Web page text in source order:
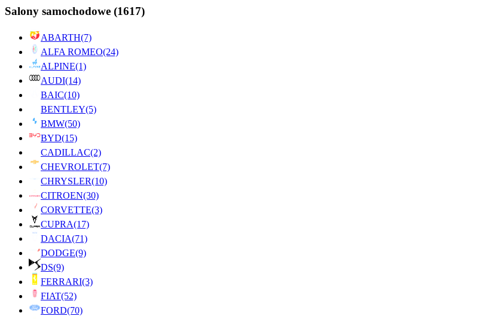
Salony samochodowe (1617)
ABARTH(7)
ALFA ROMEO(24)
ALPINE(1)
AUDI(14)
BAIC(10)
BENTLEY(5)
BMW(50)
BYD(15)
CADILLAC(2)
CHEVROLET(7)
CHRYSLER(10)
CITROEN(30)
CORVETTE(3)
CUPRA(17)
DACIA(71)
DODGE(9)
DS(9)
FERRARI(3)
FIAT(52)
FORD(70)